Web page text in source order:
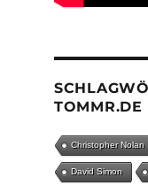
TOMMR.DE
Christopher Nolan
David Simon